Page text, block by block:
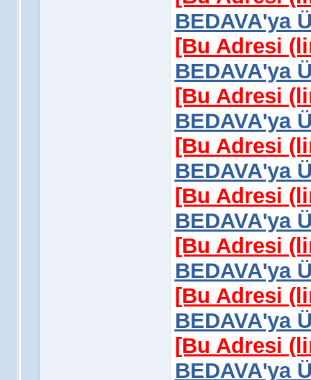
BEDAVA'ya
[Bu Adresi
BEDAVA'ya
[Bu Adresi
BEDAVA'ya
[Bu Adresi
BEDAVA'ya
[Bu Adresi
BEDAVA'ya
[Bu Adresi
BEDAVA'ya
[Bu Adresi
BEDAVA'ya
[Bu Adresi
BEDAVA'ya